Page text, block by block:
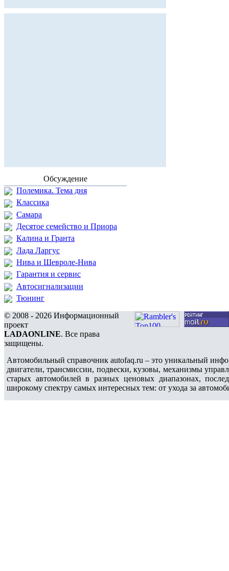
Обсуждение
Полемика. Тема дня
Классика
Самара
Десятое семейство и Приора
Калина и Гранта
Лада Ларгус
Нива и Шевроле-Нива
Гарантия и сервис
Автосигнализации
Тюнинг
© 2008 - 2026 Информационный
проект
LADAONLINE. Все права
защищены.
Автомобильный справочник autofaq.ru – это уникальный
двигатели, трансмиссии, подвески, кузовы, механизмы
старых автомобилей в разных ценовых диапазонах,
широкому спектру самых интересных тем: от ухода за